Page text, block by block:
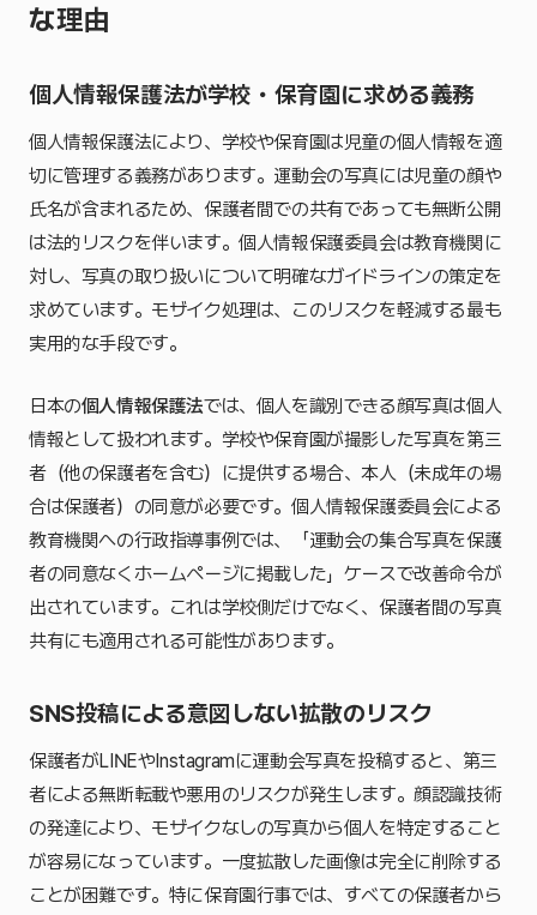
な理由
個人情報保護法が学校・保育園に求める義務
個人情報保護法により、学校や保育園は児童の個人情報を適
切に管理する義務があります。運動会の写真には児童の顔や
氏名が含まれるため、保護者間での共有であっても無断公開
は法的リスクを伴います。個人情報保護委員会は教育機関に
対し、写真の取り扱いについて明確なガイドラインの策定を
求めています。モザイク処理は、このリスクを軽減する最も
実用的な手段です。
日本の個人情報保護法では、個人を識別できる顔写真は個人
情報として扱われます。学校や保育園が撮影した写真を第三
者（他の保護者を含む）に提供する場合、本人（未成年の場
合は保護者）の同意が必要です。個人情報保護委員会による
教育機関への行政指導事例では、「運動会の集合写真を保護
者の同意なくホームページに掲載した」ケースで改善命令が
出されています。これは学校側だけでなく、保護者間の写真
共有にも適用される可能性があります。
SNS投稿による意図しない拡散のリスク
保護者がLINEやInstagramに運動会写真を投稿すると、第三
者による無断転載や悪用のリスクが発生します。顔認識技術
の発達により、モザイクなしの写真から個人を特定すること
が容易になっています。一度拡散した画像は完全に削除する
ことが困難です。特に保育園行事では、すべての保護者から